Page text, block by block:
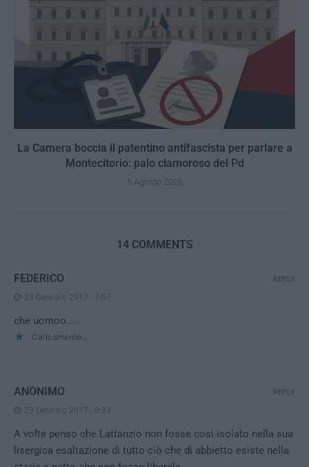
La Camera boccia il patentino antifascista per parlare a
Montecitorio: palo clamoroso del Pd
5 Agosto 2026
14 COMMENTS
FEDERICO
23 Gennaio 2017 - 7:07
che uomoo…..
Caricamento...
REPLY
ANONIMO
23 Gennaio 2017 - 8:33
A volte penso che Lattanzio non fosse così isolato nella sua
lisergica esaltazione di tutto ciò che di abbietto esiste nella
REPLY